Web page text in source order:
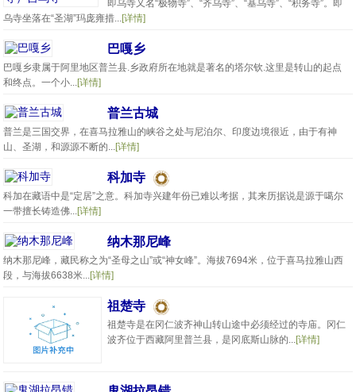
即乌寺又名“极物寺”、“齐乌寺”、“基乌寺”、“积务寺”。即
乌寺坐落在“圣湖”玛庞雍措...[详情]
巴嘎乡
巴嘎乡隶属于阿里地区普兰县.乡政府所在地就是著名的塔尔钦.这里是转山的起点
和终点。一个小...[详情]
普兰古城
普兰是三国交界，在喜马拉雅山的峡谷之处与尼泊尔、印度边境很近，由于有神
山、圣湖，和源源不断的...[详情]
科加寺
科加在藏语中是“定居”之意。科加寺兴建年份已难以考据，其来历据说是源于噶尔
一带擅长铸造佛...[详情]
纳木那尼峰
纳木那尼峰，藏民称之为“圣母之山”或“神女峰”。海拔7694米，位于喜马拉雅山西
段，与海拔6638米...[详情]
祖楚寺
祖楚寺是在冈仁波齐神山转山途中必须经过的寺庙。冈仁
波齐位于西藏阿里普兰县，是冈底斯山脉的...[详情]